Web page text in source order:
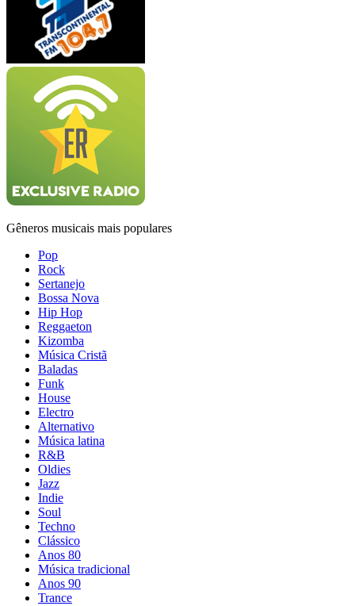
Gêneros musicais mais populares
Pop
Rock
Sertanejo
Bossa Nova
Hip Hop
Reggaeton
Kizomba
Música Cristã
Baladas
Funk
House
Electro
Alternativo
Música latina
R&B
Oldies
Jazz
Indie
Soul
Techno
Clássico
Anos 80
Música tradicional
Anos 90
Trance